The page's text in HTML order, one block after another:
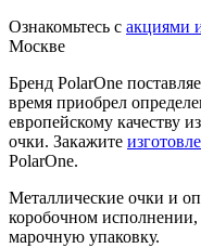
Ознакомьтесь с акциями
Москве
Бренд PolarOne
время приобрел
европейскому качеству
очки. Закажите
PolarOne.
Металлические очки и
коробочном
марочную упаковку.